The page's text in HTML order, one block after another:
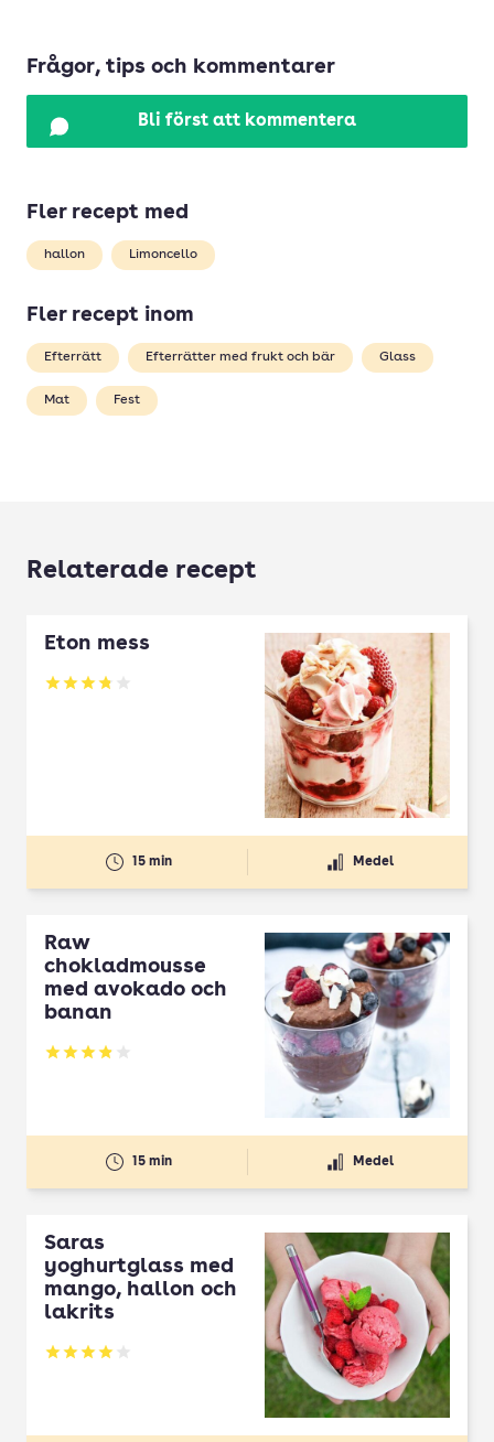
Frågor, tips och kommentarer
Bli först att kommentera
Fler recept med
hallon Limoncello
Fler recept inom
Efterrätt Efterrätter med frukt och bär Glass
Mat Fest
Relaterade recept
Eton mess
Betyg: 3.83 av 5
15 min Medel
Raw
chokladmousse
med avokado och
banan
Betyg: 3.88 av 5
15 min Medel
Saras
yoghurtglass med
mango, hallon och
lakrits
Betyg: 4 av 5